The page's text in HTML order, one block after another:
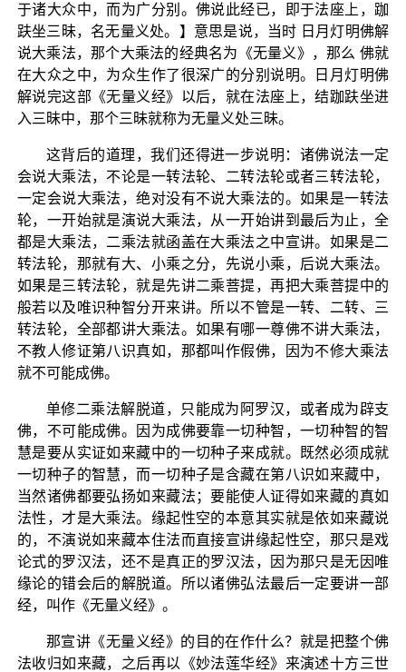
于诸大众中，而为广分别。佛说此经已，即于法座上，跏
趺坐三昧，名无量义处。】意思是说，当时 日月灯明佛解
说大乘法，那个大乘法的经典名为《无量义》，那么 佛就
在大众之中，为众生作了很深广的分别说明。日月灯明佛
解说完这部《无量义经》以后，就在法座上，结跏趺坐进
入三昧中，那个三昧就称为无量义处三昧。
这背后的道理，我们还得进一步说明：诸佛说法一定
会说大乘法，不论是一转法轮、二转法轮或者三转法轮，
一定会说大乘法，绝对没有不说大乘法的。如果是一转法
轮，一开始就是演说大乘法，从一开始讲到最后为止，全
都是大乘法，二乘法就函盖在大乘法之中宣讲。如果是二
转法轮，那就有大、小乘之分，先说小乘，后说大乘法。
如果是三转法轮，就是先讲二乘菩提，再把大乘菩提中的
般若以及唯识种智分开来讲。所以不管是一转、二转、三
转法轮，全部都讲大乘法。如果有哪一尊佛不讲大乘法，
不教人修证第八识真如，那都叫作假佛，因为不修大乘法
就不可能成佛。
单修二乘法解脱道，只能成为阿罗汉，或者成为辟支
佛，不可能成佛。因为成佛要靠一切种智，一切种智的智
慧是要从实证如来藏中的一切种子来成就。既然必须成就
一切种子的智慧，而一切种子是含藏在第八识如来藏中，
当然诸佛都要弘扬如来藏法；要能使人证得如来藏的真如
法性，才是大乘法。缘起性空的本意其实就是依如来藏说
的，不演说如来藏本住法而直接宣讲缘起性空，那只是戏
论式的罗汉法，还不是真正的罗汉法，因为那只是无因唯
缘论的错会后的解脱道。所以诸佛弘法最后一定要讲一部
经，叫作《无量义经》。
那宣讲《无量义经》的目的在作什么？就是把整个佛
法收归如来藏，之后再以《妙法莲华经》来演述十方三世